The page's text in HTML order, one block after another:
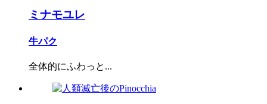
ミナモユレ
牛パク
全体的にふわっと...